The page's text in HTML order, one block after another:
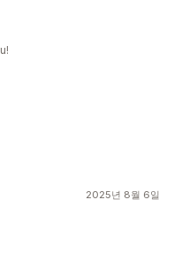
2025년 8월 6일